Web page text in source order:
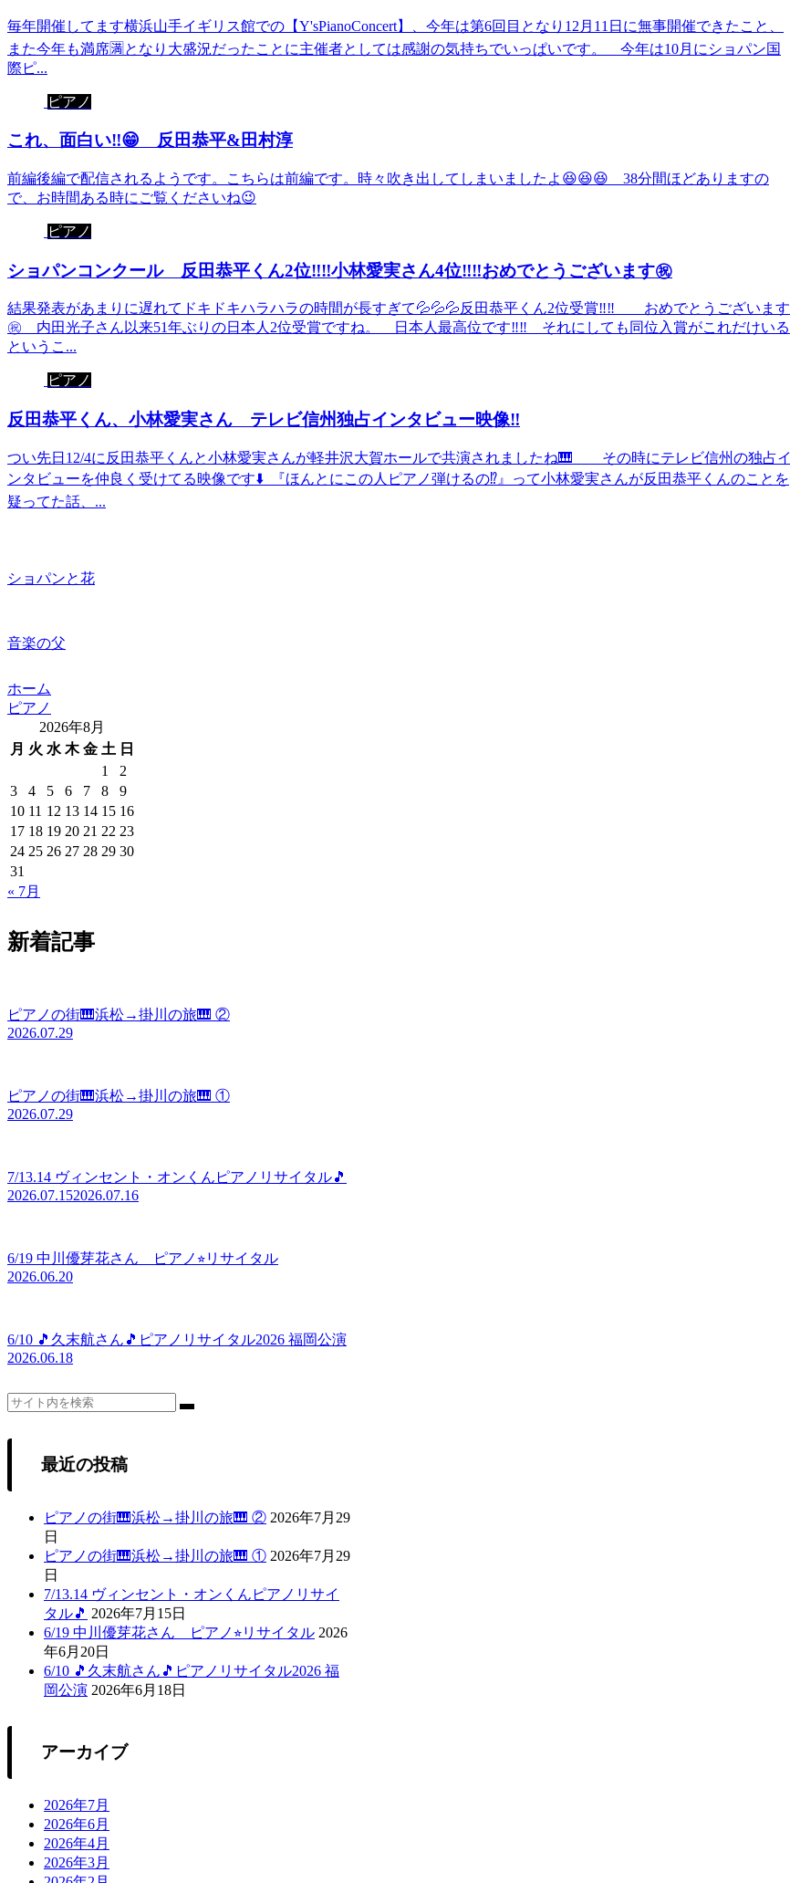
毎年開催してます横浜山手イギリス館での【Y'sPianoConcert】、今年は第6回目となり12月11日に無事開催できたこと、
また今年も満席🈵となり大盛況だったことに主催者としては感謝の気持ちでいっぱいです。 今年は10月にショパン国
際ピ...
ピアノ
これ、面白い‼️😁 反田恭平&田村淳
前編後編で配信されるようです。こちらは前編です。時々吹き出してしまいましたよ😆😆😆 38分間ほどありますの
で、お時間ある時にご覧くださいね😉
ピアノ
ショパンコンクール 反田恭平くん2位‼️‼️小林愛実さん4位‼️‼️おめでとうございます㊗️
結果発表があまりに遅れてドキドキハラハラの時間が長すぎて💦💦💦反田恭平くん2位受賞‼️‼️ おめでとうございます
㊗️ 内田光子さん以来51年ぶりの日本人2位受賞ですね。 日本人最高位です‼️‼️ それにしても同位入賞がこれだけいる
というこ...
ピアノ
反田恭平くん、小林愛実さん テレビ信州独占インタビュー映像‼️
つい先日12/4に反田恭平くんと小林愛実さんが軽井沢大賀ホールで共演されましたね🎹 その時にテレビ信州の独占イ
ンタビューを仲良く受けてる映像です⬇️ 『ほんとにこの人ピアノ弾けるの⁉️』って小林愛実さんが反田恭平くんのことを
疑ってた話、...
ショパンと花
音楽の父
ホーム
ピアノ
2026年8月
月 火 水 木 金 土 日
1
2
3
4 5 6 7 8
9
10 11 12 13 14 15 16
17 18 19 20 21 22 23
24 25 26 27 28 29 30
31
« 7月
新着記事
ピアノの街🎹浜松→掛川の旅🎹 ②
2026.07.29
ピアノの街🎹浜松→掛川の旅🎹 ①
2026.07.29
7/13.14 ヴィンセント・オンくんピアノリサイタル🎵
2026.07.152026.07.16
6/19 中川優芽花さん ピアノ⭐︎リサイタル
2026.06.20
6/10 🎵久末航さん🎵ピアノリサイタル2026 福岡公演
2026.06.18
最近の投稿
ピアノの街🎹浜松→掛川の旅🎹 ② 2026年7月29
日
ピアノの街🎹浜松→掛川の旅🎹 ① 2026年7月29
日
7/13.14 ヴィンセント・オンくんピアノリサイ
タル🎵 2026年7月15日
6/19 中川優芽花さん ピアノ⭐︎リサイタル 2026
年6月20日
6/10 🎵久末航さん🎵ピアノリサイタル2026 福
岡公演 2026年6月18日
アーカイブ
2026年7月
2026年6月
2026年4月
2026年3月